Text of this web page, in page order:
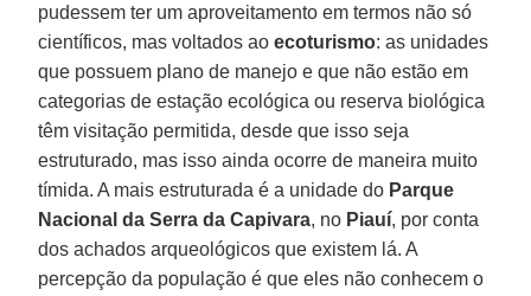
pudessem ter um aproveitamento em termos não só
científicos, mas voltados aoecoturismo: as unidades
que possuem plano de manejo e que não estão em
categorias de estação ecológica ou reserva biológica
têm visitação permitida, desde que isso seja
estruturado, mas isso ainda ocorre de maneira muito
tímida. A mais estruturada é a unidade do Parque
Nacional da Serra da Capivara, no Piauí, por conta
dos achados arqueológicos que existem lá. A
percepção da população é que eles não conhecem o